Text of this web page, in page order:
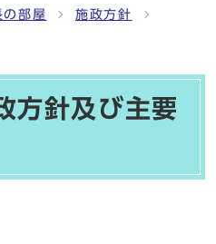
の部屋 施政方針
方針及び主要